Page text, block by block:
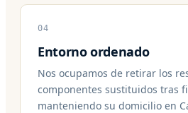
04
Entorno ordenado
Nos ocupamos de retirar los
componentes sustituidos tras
manteniendo su domicilio en